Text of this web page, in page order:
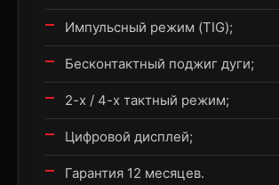
Импульсный режим (TIG);
Бесконтактный поджиг дуги;
2-х / 4-х тактный режим;
Цифровой дисплей;
Гарантия 12 месяцев.